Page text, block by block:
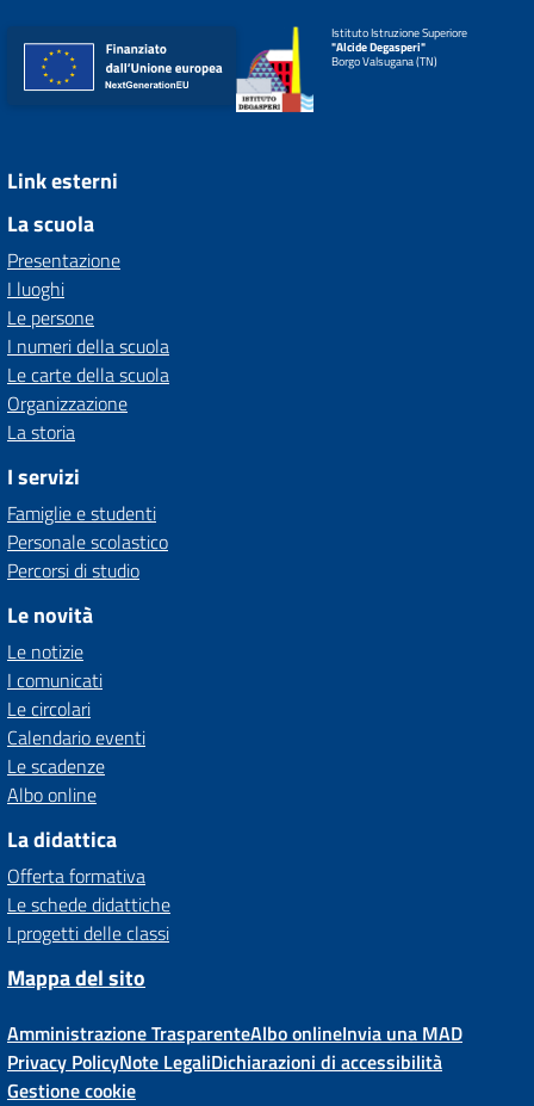
Istituto Istruzione Superiore
"Alcide Degasperi"
Borgo Valsugana (TN)
Link esterni
La scuola
Presentazione
I luoghi
Le persone
I numeri della scuola
Le carte della scuola
Organizzazione
La storia
I servizi
Famiglie e studenti
Personale scolastico
Percorsi di studio
Le novità
Le notizie
I comunicati
Le circolari
Calendario eventi
Le scadenze
Albo online
La didattica
Offerta formativa
Le schede didattiche
I progetti delle classi
Mappa del sito
Amministrazione TrasparenteAlbo onlineInvia una MAD
Privacy PolicyNote LegaliDichiarazioni di accessibilità
Gestione cookie